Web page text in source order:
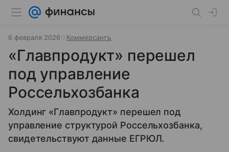
6 февраля 2026 Коммерсантъ
«Главпродукт» перешел
под управление
Россельхозбанка
Холдинг «Главпродукт» перешел под
управление структурой Россельхозбанка,
свидетельствуют данные ЕГРЮЛ.